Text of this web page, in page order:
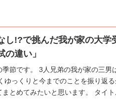
し!?で挑んだ我が家の大学
の違い」
季節です。 3人兄弟の我が家の三男
ゆっくりと今までのことを振り返
まとめてみたいと思います。 タイ